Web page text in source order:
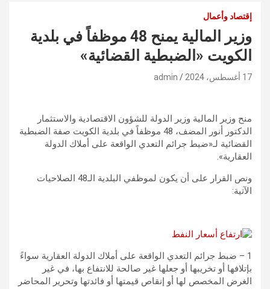
إقتصاد وأعمال
وزير المالية يمنح 48 موظفاً في بلدية
الكويت «الضبطية القضائية»
17 أغسطس، 2024 admin
منح وزير المالية وزير الدولة للشؤون الاقتصادية والاستثمار
الدكتور أنور المضف، 48 موظفاً في بلدية الكويت صفة الضبطية
القضائية لـ«ضبط جرائم التعدي الواقعة على أملاك الدولة
العقارية».
ونص القرار على أن يكون لموظفي البلدية الـ48 الصلاحيات
الآتية:
1 – ضبط جرائم التعدي الواقعة على أملاك الدولة العقارية سواءً
بإتلافها أو تخريبها أو جعلها غير صالحة للانتفاع بها، في غير
الغرض المخصص لها أو إنقاص قيمتها أو فائدتها وتحرير المحاضر